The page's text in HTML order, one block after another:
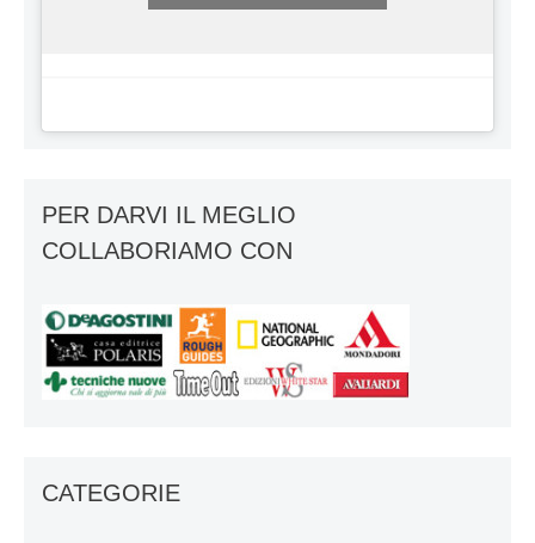
PER DARVI IL MEGLIO
COLLABORIAMO CON
CATEGORIE